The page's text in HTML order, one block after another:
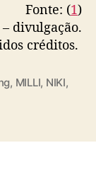
C
Fonte: (1)
divulgação.
créditos.
, MILLI, NIKI,